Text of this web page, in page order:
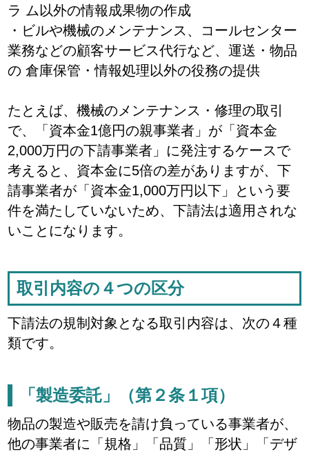
ラ ム以外の情報成果物の作成
・ビルや機械のメンテナンス、コールセンター
業務などの顧客サービス代行など、運送・物品
の 倉庫保管・情報処理以外の役務の提供
たとえば、機械のメンテナンス・修理の取引
で、「資本金1億円の親事業者」が「資本金
2,000万円の下請事業者」に発注するケースで
考えると、資本金に5倍の差がありますが、下
請事業者が「資本金1,000万円以下」という要
件を満たしていないため、下請法は適用されな
いことになります。
取引内容の４つの区分
下請法の規制対象となる取引内容は、次の４種
類です。
「製造委託」（第２条１項）
物品の製造や販売を請け負っている事業者が、
他の事業者に「規格」「品質」「形状」「デザ